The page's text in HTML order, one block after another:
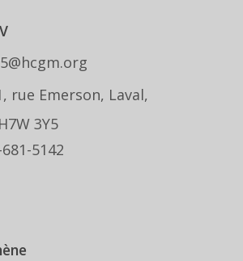
rue Emerson, Laval,
3Y5
5142